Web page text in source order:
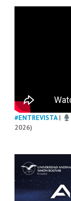
#ENTREVISTA|
2026)